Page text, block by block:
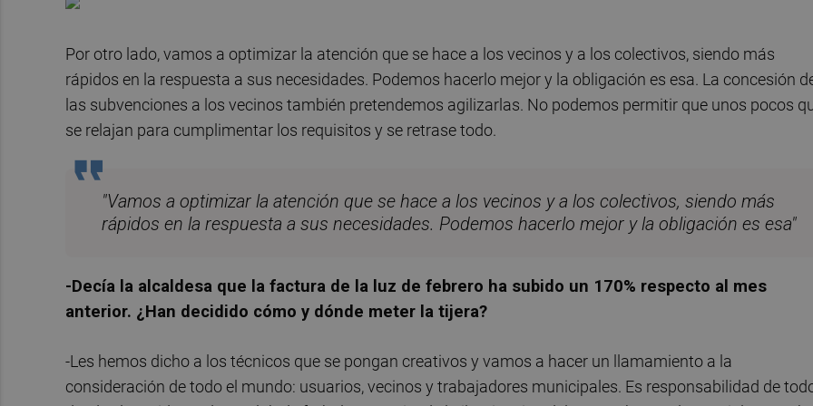
Por otro lado, vamos a optimizar la atención que se hace a los vecinos y a los colectivos, siendo más
rápidos en la respuesta a sus necesidades. Podemos hacerlo mejor y la obligación es esa. La concesión
las subvenciones a los vecinos también pretendemos agilizarlas. No podemos permitir que unos pocos
se relajan para cumplimentar los requisitos y se retrase todo.
"Vamos a optimizar la atención que se hace a los vecinos y a los colectivos, siendo más
rápidos en la respuesta a sus necesidades. Podemos hacerlo mejor y la obligación es esa"
-Decía la alcaldesa que la factura de la luz de febrero ha subido un 170% respecto al mes
anterior. ¿Han decidido cómo y dónde meter la tijera?
-Les hemos dicho a los técnicos que se pongan creativos y vamos a hacer un llamamiento a la
consideración de todo el mundo: usuarios, vecinos y trabajadores municipales. Es responsabilidad de